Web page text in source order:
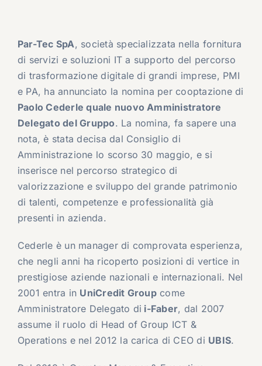
Par-Tec SpA, società specializzata nella fornitura
di servizi e soluzioni IT a supporto del percorso
di trasformazione digitale di grandi imprese, PMI
e PA, ha annunciato la nomina per cooptazione di
Paolo Cederle quale nuovo Amministratore
Delegato del Gruppo. La nomina, fa sapere una
nota, è stata decisa dal Consiglio di
Amministrazione lo scorso 30 maggio, e si
inserisce nel percorso strategico di
valorizzazione e sviluppo del grande patrimonio
di talenti, competenze e professionalità già
presenti in azienda.
Cederle è un manager di comprovata esperienza,
che negli anni ha ricoperto posizioni di vertice in
prestigiose aziende nazionali e internazionali. Nel
2001 entra in UniCredit Groupcome
Amministratore Delegato di i-Faber, dal 2007
assume il ruolo di Head of Group ICT &
Operations e nel 2012 la carica di CEO di UBIS.